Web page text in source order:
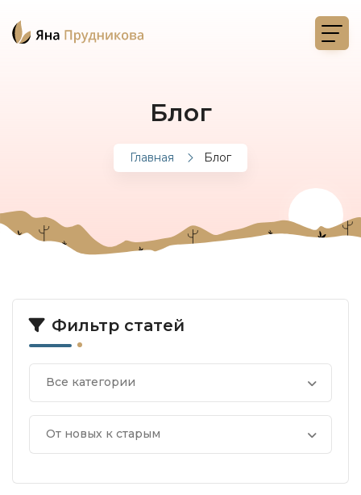
Блог
Главная Блог
Фильтр статей
Все категории
От новых к старым